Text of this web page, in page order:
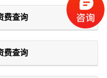
费查询
费查询